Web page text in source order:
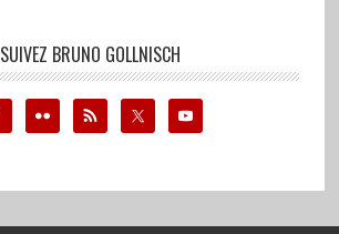
SUIVEZ BRUNO GOLLNISCH